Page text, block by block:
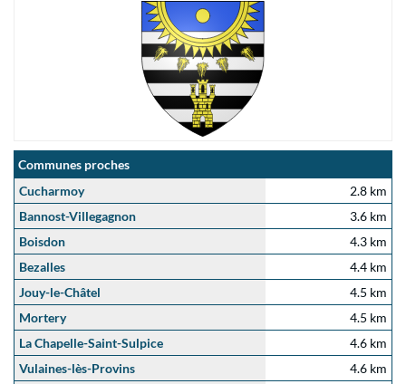
Communes proches
Cucharmoy
2.8 km
Bannost-Villegagnon
3.6 km
Boisdon
4.3 km
Bezalles
4.4 km
Jouy-le-Châtel
4.5 km
Mortery
4.5 km
La Chapelle-Saint-Sulpice
4.6 km
Vulaines-lès-Provins
4.6 km